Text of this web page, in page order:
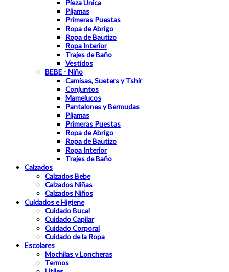
Pieza Unica
Pijamas
Primeras Puestas
Ropa de Abrigo
Ropa de Bautizo
Ropa Interior
Trajes de Baño
Vestidos
BEBE - Niño
Camisas, Sueters y Tshir
Conjuntos
Mamelucos
Pantalones y Bermudas
Pijamas
Primeras Puestas
Ropa de Abrigo
Ropa de Bautizo
Ropa Interior
Trajes de Baño
Calzados
Calzados Bebe
Calzados Niñas
Calzados Niños
Cuidados e Higiene
Cuidado Bucal
Cuidado Capilar
Cuidado Corporal
Cuidado de la Ropa
Escolares
Mochilas y Loncheras
Termos